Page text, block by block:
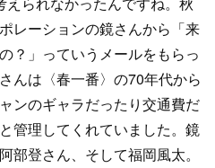
レーションの鏡さんから「来
？」っていうメールをもらっ
んは〈春一番〉の70年代から
ンのギャラだったり交通費だ
管理してくれていました。鏡
部登さん、そして福岡風太。